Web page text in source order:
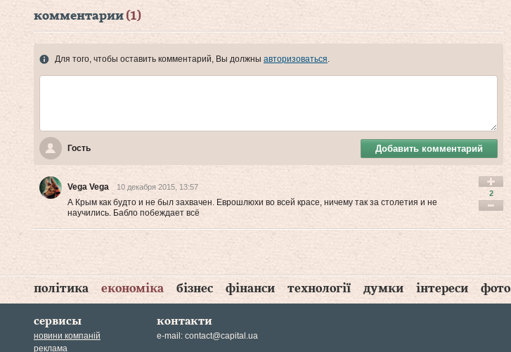
комментарии (1)
Для того, чтобы оставить комментарий, Вы должны авторизоваться.
Гость Добавить комментарий
Vega Vega 10 декабря 2015, 13:57
А Крым как будто и не был захвачен. Еврошлюхи во всей красе, ничему так за столетия и не
научились. Бабло побеждает всё
2
політика економіка бізнес фінанси технології думки інтереси фото
сервисы
новини компаній
реклама
контакти
e-mail: contact@capital.ua